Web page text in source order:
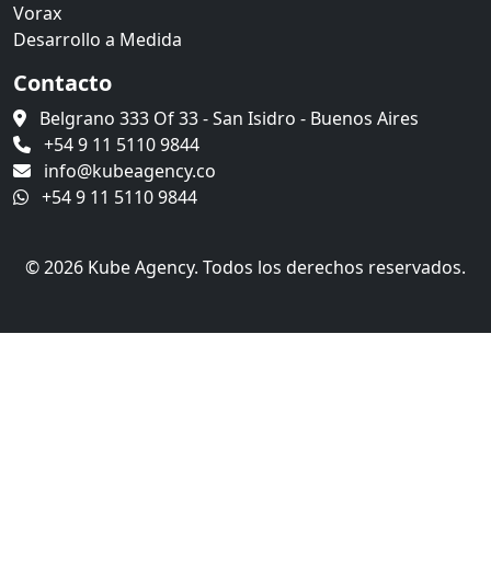
Vorax
Desarrollo a Medida
Contacto
Belgrano 333 Of 33 - San Isidro - Buenos Aires
+54 9 11 5110 9844
info@kubeagency.co
+54 9 11 5110 9844
© 2026 Kube Agency. Todos los derechos reservados.